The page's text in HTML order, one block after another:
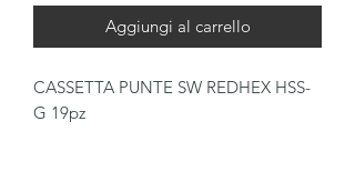
Aggiungi al carrello
CASSETTA PUNTE SW REDHEX HSS-
G 19pz